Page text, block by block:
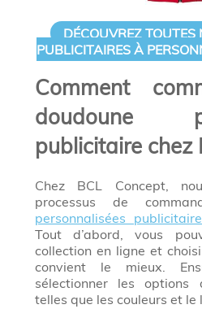
DÉCOUVREZ
PUBLICITAIRES À
Comment
doudoune
publicitaire chez
Chez BCL Concept,
processus de
personnalisées
Tout d’abord, vous
collection en ligne et
convient le mieux.
sélectionner les options
telles que les couleurs et le